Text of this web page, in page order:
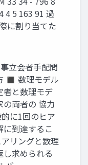
4 5 163 91 過
に割り当てた
立会者手配問
◼ 数理モデル
者と数理モデ
の両者の 協力
に1回のヒア
に到達するこ
リングと数理
し求められる